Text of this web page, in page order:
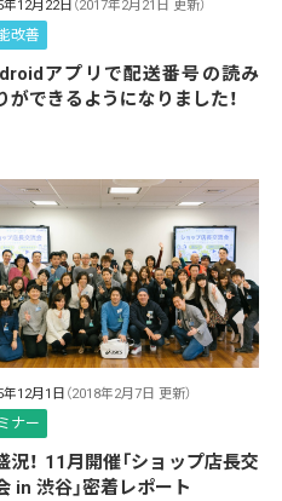
年12月22日 （2017年2月21日 更新）
改善
アプリで配送番号の読み
ができるようになりました！
年12月1日 （2018年2月7日 更新）
ナー
況！ 11月開催「ショップ店長交
in 渋谷」密着レポート